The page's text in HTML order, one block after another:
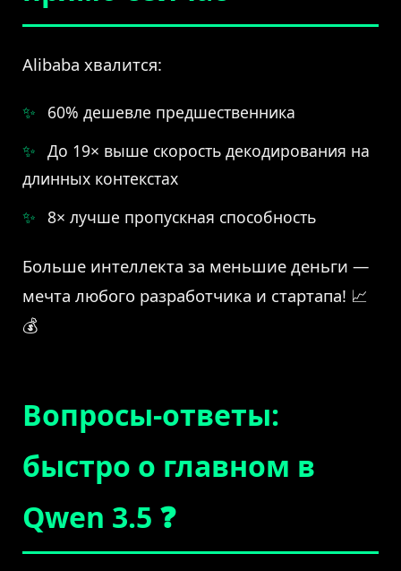
Alibaba хвалится:
60% дешевле предшественника
До 19× выше скорость декодирования на
длинных контекстах
8× лучше пропускная способность
Больше интеллекта за меньшие деньги —
мечта любого разработчика и стартапа! 📈
💰
Вопросы-ответы:
быстро о главном в
Qwen 3.5 ❓